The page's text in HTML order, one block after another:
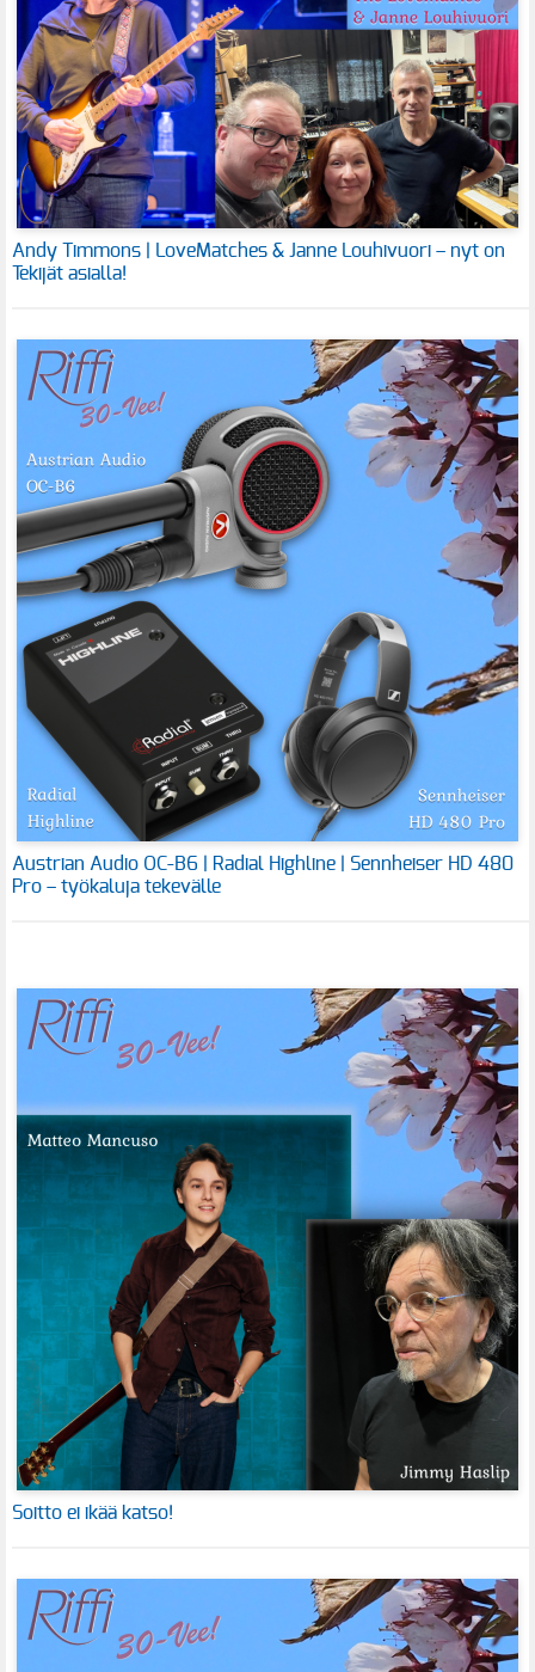
Andy Timmons | LoveMatches & Janne Louhivuori – nyt on
Tekijät asialla!
Austrian Audio OC-B6 | Radial Highline | Sennheiser HD 480
Pro – työkaluja tekevälle
Soitto ei ikää katso!